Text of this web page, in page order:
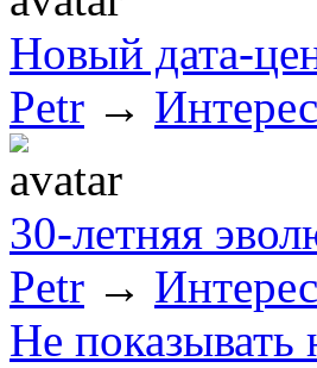
Новый дата-
Petr →
30-летняя
Petr →
Не показывать